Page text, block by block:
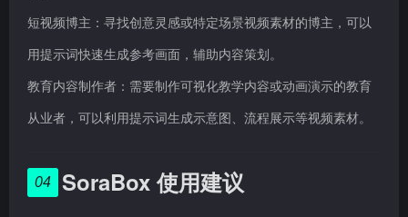
短视频博主：寻找创意灵感或特定场景视频素材的博主，可以
用提示词快速生成参考画面，辅助内容策划。
教育内容制作者：需要制作可视化教学内容或动画演示的教育
从业者，可以利用提示词生成示意图、流程展示等视频素材。
04 SoraBox 使用建议